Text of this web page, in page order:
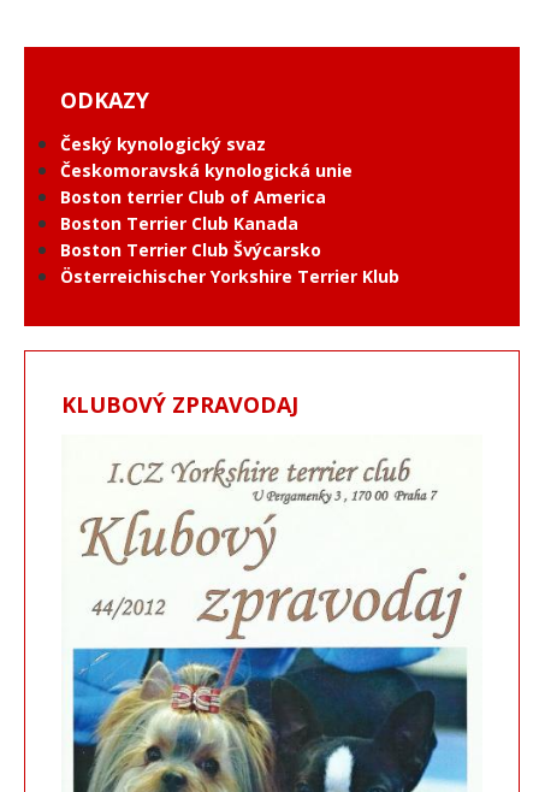
ODKAZY
Český kynologický svaz
Českomoravská kynologická unie
Boston terrier Club of America
Boston Terrier Club Kanada
Boston Terrier Club Švýcarsko
Österreichischer Yorkshire Terrier Klub
KLUBOVÝ ZPRAVODAJ